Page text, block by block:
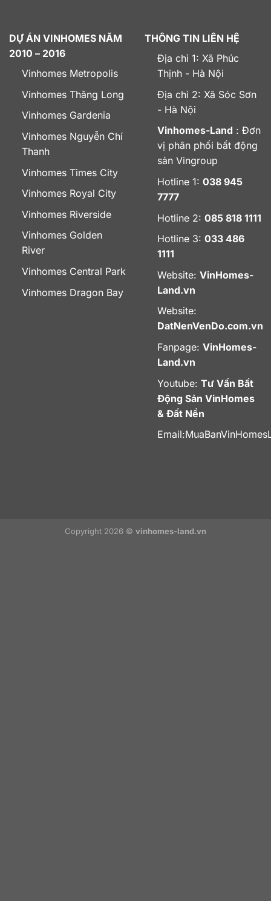
DỰ ÁN VINHOMES NĂM
2010 – 2016
Vinhomes Metropolis
Vinhomes Thăng Long
Vinhomes Gardenia
Vinhomes Nguyễn Chí
Thanh
Vinhomes Times City
Vinhomes Royal City
Vinhomes Riverside
Vinhomes Golden
River
Vinhomes Central Park
Vinhomes Dragon Bay
THÔNG TIN LIÊN HỆ
Địa chỉ 1: Xã Phúc
Thịnh - Hà Nội
Địa chỉ 2: Xã Sóc Sơn
- Hà Nội
Vinhomes-Land : Đơn
vị phân phối bất động
sản Vingroup
Hotline 1: 038 945
7777
Hotline 2: 085 818 1111
Hotline 3: 033 486
1111
Website: VinHomes-
Land.vn
Website:
DatNenVenDo.com.vn
Fanpage: VinHomes-
Land.vn
Youtube: Tư Vấn Bất
Động Sản VinHomes
& Đất Nền
Email:
Copyright 2026 © vinhomes-land.vn